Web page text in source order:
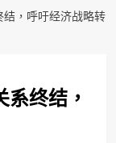
，呼吁经济战略转
终结，